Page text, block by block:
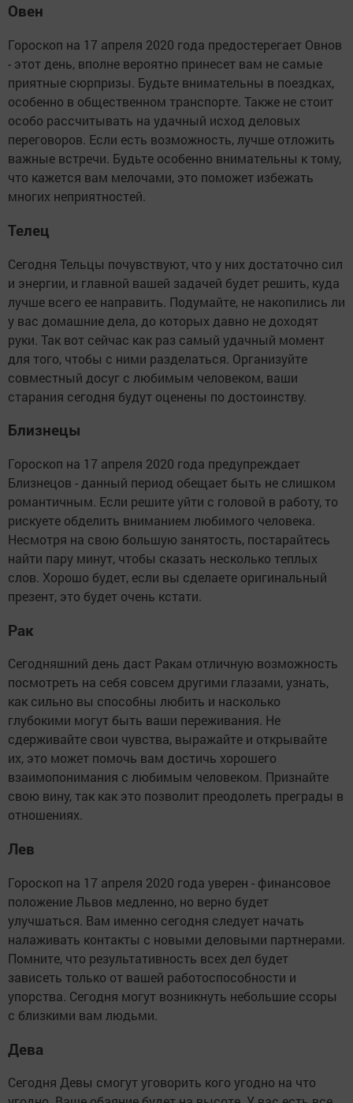
Овен
Гороскоп на 17 апреля 2020 года предостерегает Овнов
- этот день, вполне вероятно принесет вам не самые
приятные сюрпризы. Будьте внимательны в поездках,
особенно в общественном транспорте. Также не стоит
особо рассчитывать на удачный исход деловых
переговоров. Если есть возможность, лучше отложить
важные встречи. Будьте особенно внимательны к тому,
что кажется вам мелочами, это поможет избежать
многих неприятностей.
Телец
Сегодня Тельцы почувствуют, что у них достаточно сил
и энергии, и главной вашей задачей будет решить, куда
лучше всего ее направить. Подумайте, не накопились ли
у вас домашние дела, до которых давно не доходят
руки. Так вот сейчас как раз самый удачный момент
для того, чтобы с ними разделаться. Организуйте
совместный досуг с любимым человеком, ваши
старания сегодня будут оценены по достоинству.
Близнецы
Гороскоп на 17 апреля 2020 года предупреждает
Близнецов - данный период обещает быть не слишком
романтичным. Если решите уйти с головой в работу, то
рискуете обделить вниманием любимого человека.
Несмотря на свою большую занятость, постарайтесь
найти пару минут, чтобы сказать несколько теплых
слов. Хорошо будет, если вы сделаете оригинальный
презент, это будет очень кстати.
Рак
Сегодняшний день даст Ракам отличную возможность
посмотреть на себя совсем другими глазами, узнать,
как сильно вы способны любить и насколько
глубокими могут быть ваши переживания. Не
сдерживайте свои чувства, выражайте и открывайте
их, это может помочь вам достичь хорошего
взаимопонимания с любимым человеком. Признайте
свою вину, так как это позволит преодолеть преграды в
отношениях.
Лев
Гороскоп на 17 апреля 2020 года уверен - финансовое
положение Львов медленно, но верно будет
улучшаться. Вам именно сегодня следует начать
налаживать контакты с новыми деловыми партнерами.
Помните, что результативность всех дел будет
зависеть только от вашей работоспособности и
упорства. Сегодня могут возникнуть небольшие ссоры
с близкими вам людьми.
Дева
Сегодня Девы смогут уговорить кого угодно на что